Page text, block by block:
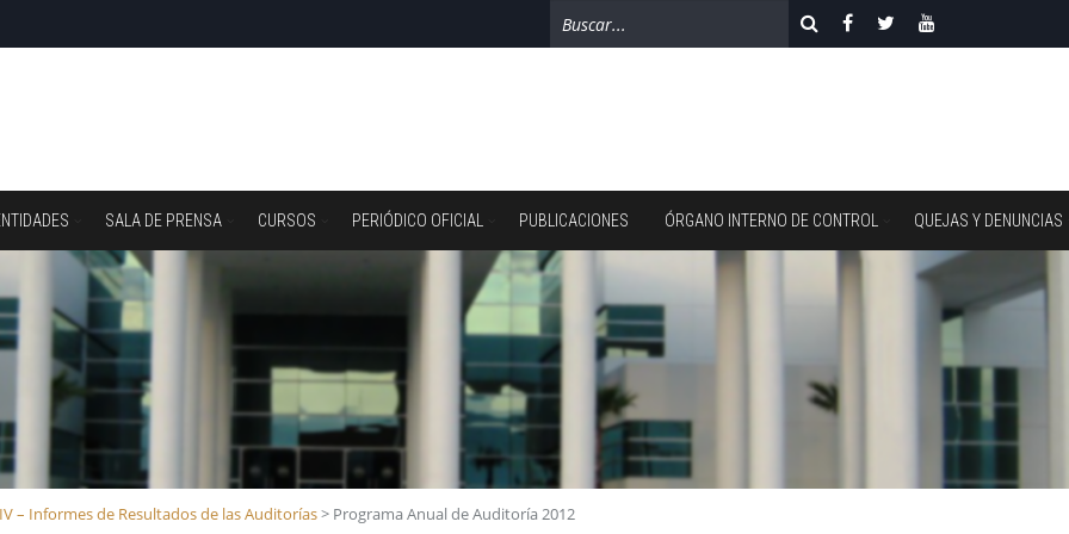
SALA DE PRENSA CURSOS PERIÓDICO OFICIAL PUBLICACIONES ÓRGANO INTERNO DE CONTROL QUEJAS Y DENUNCIAS
– Informes de Resultados de las Auditorías> Programa Anual de Auditoría 2012